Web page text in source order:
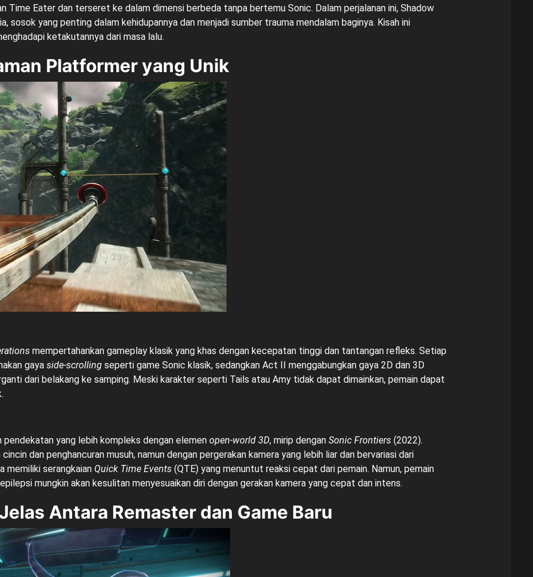
Time Eater dan terseret ke dalam dimensi berbeda tanpa bertemu Sonic. Dalam perjalanan ini, Shadow
sosok yang penting dalam kehidupannya dan menjadi sumber trauma mendalam baginya. Kisah ini
ketakutannya dari masa lalu.
Platformer yang Unik
mempertahankan gameplay klasik yang khas dengan kecepatan tinggi dan tantangan refleks. Setiap
gaya side-scrollingseperti game Sonic klasik, sedangkan Act II menggabungkan gaya 2D dan 3D
dari belakang ke samping. Meski karakter seperti Tails atau Amy tidak dapat dimainkan, pemain dapat
pendekatan yang lebih kompleks dengan elemen open-world 3D, mirip dengan Sonic Frontiers(2022).
dan penghancuran musuh, namun dengan pergerakan kamera yang lebih liar dan bervariasi dari
memiliki serangkaian Quick Time Events(QTE) yang menuntut reaksi cepat dari pemain. Namun, pemain
mungkin akan kesulitan menyesuaikan diri dengan gerakan kamera yang cepat dan intens.
Antara Remaster dan Game Baru